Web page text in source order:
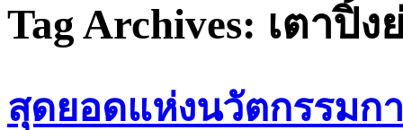
Tag Archives: เตาปิ้ง
สุดยอดแห่งนวัตกรรมก